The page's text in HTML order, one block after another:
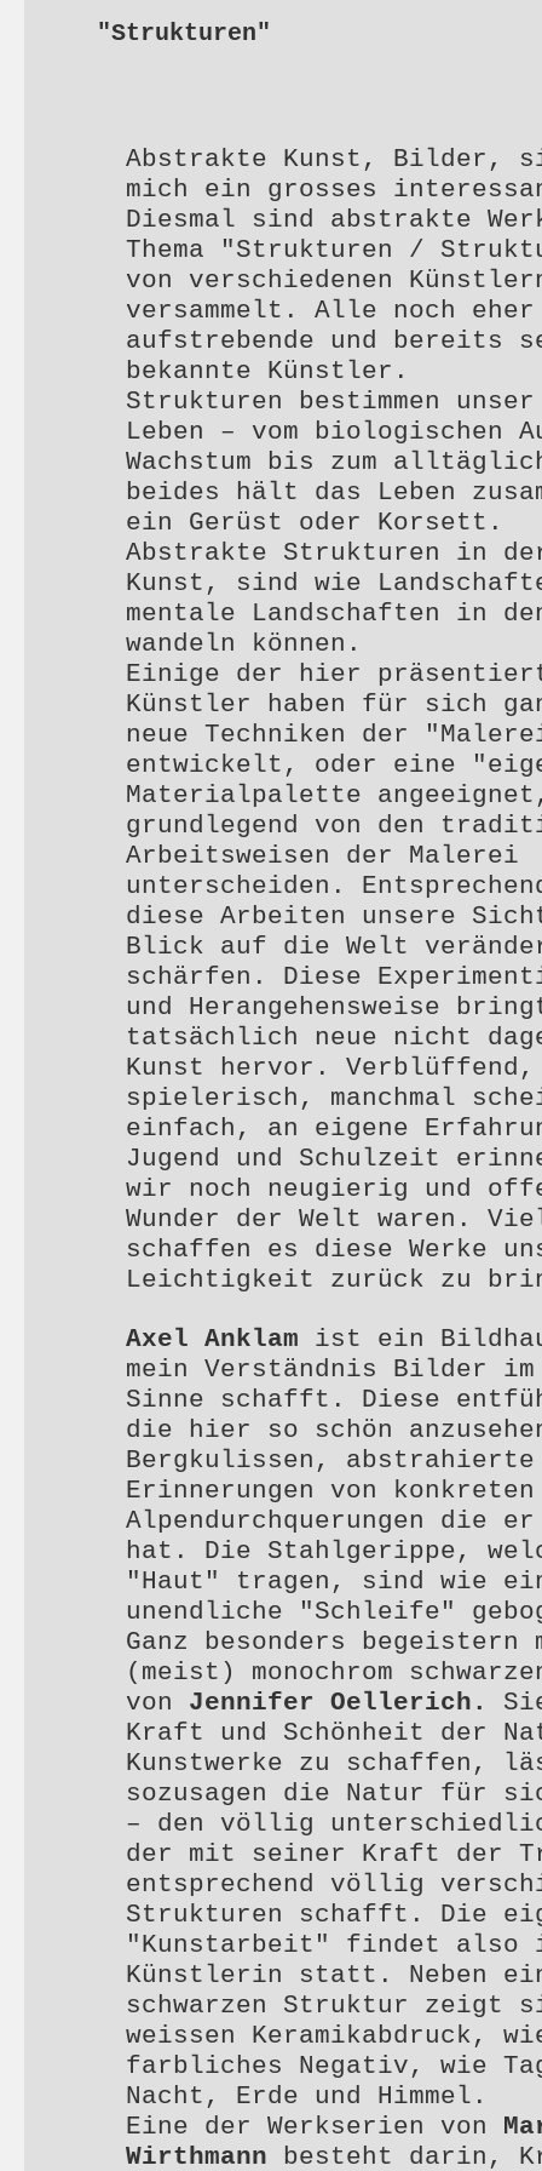
"Strukturen"
Abstrakte Kunst, Bilder,
mich ein grosses
Diesmal sind abstrakte
Thema "Strukturen /
von verschiedenen
versammelt. Alle noch
aufstrebende und bereits
bekannte Künstler.
Strukturen bestimmen unser
Leben – vom biologischen
Wachstum bis zum
beides hält das Leben
ein Gerüst oder Korsett.
Abstrakte Strukturen in
Kunst, sind wie
mentale Landschaften in
wandeln können.
Einige der hier
Künstler haben für sich
neue Techniken der
entwickelt, oder eine
Materialpalette
grundlegend von den
Arbeitsweisen der Malerei
unterscheiden.
diese Arbeiten unsere
Blick auf die Welt
schärfen. Diese
und Herangehensweise
tatsächlich neue nicht
Kunst hervor. Verblüffend,
spielerisch, manchmal
einfach, an eigene
Jugend und Schulzeit
wir noch neugierig und
Wunder der Welt waren.
schaffen es diese Werke
Leichtigkeit zurück zu
Axel Anklam ist ein
mein Verständnis Bilder
Sinne schafft. Diese
die hier so schön
Bergkulissen, abstrahierte
Erinnerungen von konkreten
Alpendurchquerungen die er
hat. Die Stahlgerippe,
"Haut" tragen, sind wie
unendliche "Schleife"
Ganz besonders begeistern
(meist) monochrom
von Jennifer Oellerich.
Kraft und Schönheit der
Kunstwerke zu schaffen,
sozusagen die Natur für
– den völlig
der mit seiner Kraft der
entsprechend völlig
Strukturen schafft. Die
"Kunstarbeit" findet also
Künstlerin statt. Neben
schwarzen Struktur zeigt
weissen Keramikabdruck,
farbliches Negativ, wie
Nacht, Erde und Himmel.
Eine der Werkserien von
Wirthmann besteht darin,